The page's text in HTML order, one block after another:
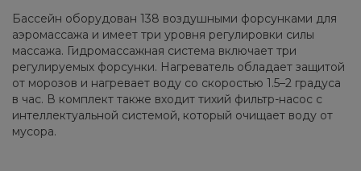
Бассейн оборудован 138 воздушными форсунками для
аэромассажа и имеет три уровня регулировки силы
массажа. Гидромассажная система включает три
регулируемых форсунки. Нагреватель обладает защитой
от морозов и нагревает воду со скоростью 1.5–2 градуса
в час. В комплект также входит тихий фильтр-насос с
интеллектуальной системой, который очищает воду от
мусора.